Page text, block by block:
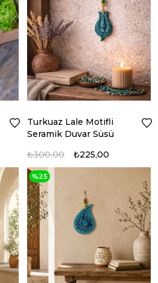
Turkuaz Lale Motifli
Seramik Duvar Süsü
₺225,00
₺300,00
%25